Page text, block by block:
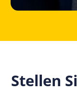
Stellen